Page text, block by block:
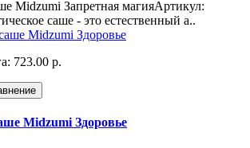
Midzumi Запретная магияАртикул:
саше - это естественный а..
723.00 р.
Midzumi Здоровье